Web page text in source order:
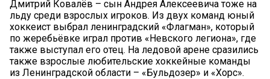
Дмитрий Ковалёв – сын Андрея Алексеевича тоже на
льду среди взрослых игроков. Из двух команд юный
хоккеист выбрал ленинградский «Флагман», который
по жеребьёвке играл против «Невского легиона», где
также выступал его отец. На ледовой арене сразились
также взрослые любительские хоккейные команды
из Ленинградской области – «Бульдозер» и «Хорс».